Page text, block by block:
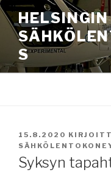
Siirry
sisältöönHELSINGIN
S
JULKAISTU
15.8.2020
Syksyn